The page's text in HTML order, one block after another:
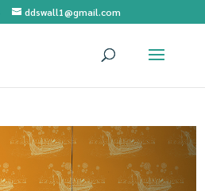
ddswall1@gmail.com